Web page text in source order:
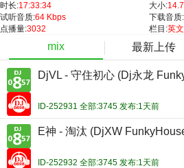
时长:17:33:34 大小:
试听音质:64 Kbps 下载音质:
点播量:3032 栏目:英
mix 最新上传
DjVL - 守住初心 (Dj永龙
ID-252931 全部:3745 发布:1天前
E神 - 淘汰 (DjXW
ID-252932 全部:3745 发布:1天前